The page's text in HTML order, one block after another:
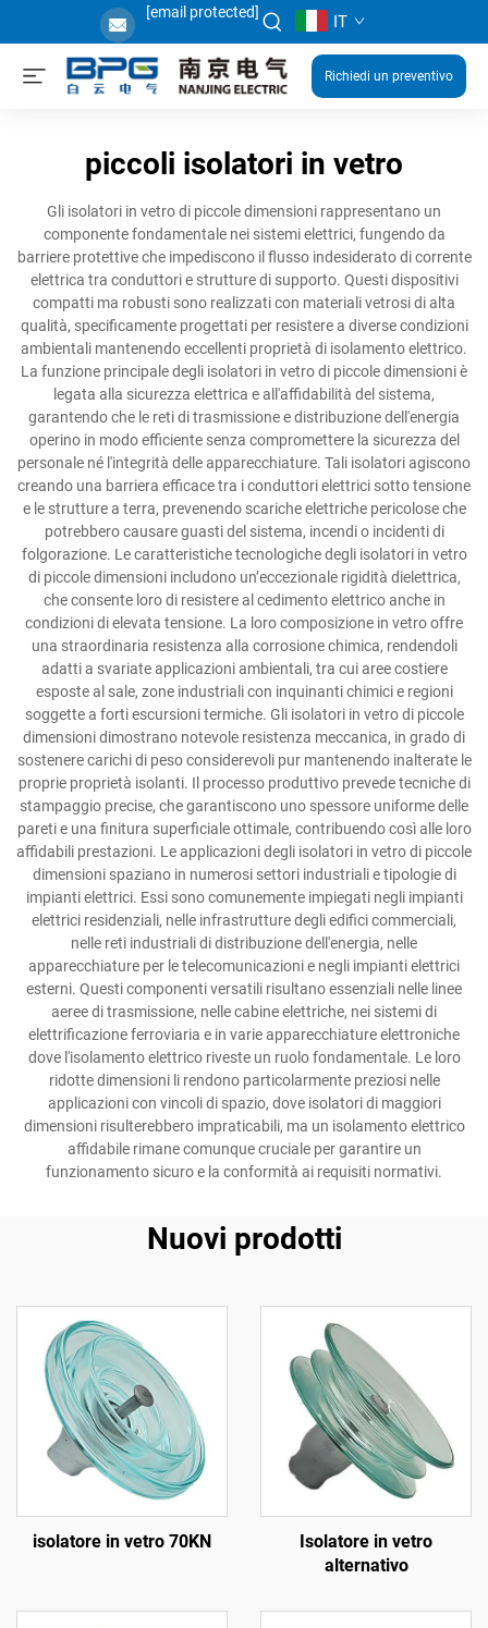
[email protected] IT
Richiedi un preventivo
piccoli isolatori in vetro
Gli isolatori in vetro di piccole dimensioni rappresentano un
componente fondamentale nei sistemi elettrici, fungendo da
barriere protettive che impediscono il flusso indesiderato di corrente
elettrica tra conduttori e strutture di supporto. Questi dispositivi
compatti ma robusti sono realizzati con materiali vetrosi di alta
qualità, specificamente progettati per resistere a diverse condizioni
ambientali mantenendo eccellenti proprietà di isolamento elettrico.
La funzione principale degli isolatori in vetro di piccole dimensioni è
legata alla sicurezza elettrica e all'affidabilità del sistema,
garantendo che le reti di trasmissione e distribuzione dell'energia
operino in modo efficiente senza compromettere la sicurezza del
personale né l'integrità delle apparecchiature. Tali isolatori agiscono
creando una barriera efficace tra i conduttori elettrici sotto tensione
e le strutture a terra, prevenendo scariche elettriche pericolose che
potrebbero causare guasti del sistema, incendi o incidenti di
folgorazione. Le caratteristiche tecnologiche degli isolatori in vetro
di piccole dimensioni includono un’eccezionale rigidità dielettrica,
che consente loro di resistere al cedimento elettrico anche in
condizioni di elevata tensione. La loro composizione in vetro offre
una straordinaria resistenza alla corrosione chimica, rendendoli
adatti a svariate applicazioni ambientali, tra cui aree costiere
esposte al sale, zone industriali con inquinanti chimici e regioni
soggette a forti escursioni termiche. Gli isolatori in vetro di piccole
dimensioni dimostrano notevole resistenza meccanica, in grado di
sostenere carichi di peso considerevoli pur mantenendo inalterate le
proprie proprietà isolanti. Il processo produttivo prevede tecniche di
stampaggio precise, che garantiscono uno spessore uniforme delle
pareti e una finitura superficiale ottimale, contribuendo così alle loro
affidabili prestazioni. Le applicazioni degli isolatori in vetro di piccole
dimensioni spaziano in numerosi settori industriali e tipologie di
impianti elettrici. Essi sono comunemente impiegati negli impianti
elettrici residenziali, nelle infrastrutture degli edifici commerciali,
nelle reti industriali di distribuzione dell'energia, nelle
apparecchiature per le telecomunicazioni e negli impianti elettrici
esterni. Questi componenti versatili risultano essenziali nelle linee
aeree di trasmissione, nelle cabine elettriche, nei sistemi di
elettrificazione ferroviaria e in varie apparecchiature elettroniche
dove l'isolamento elettrico riveste un ruolo fondamentale. Le loro
ridotte dimensioni li rendono particolarmente preziosi nelle
applicazioni con vincoli di spazio, dove isolatori di maggiori
dimensioni risulterebbero impraticabili, ma un isolamento elettrico
affidabile rimane comunque cruciale per garantire un
funzionamento sicuro e la conformità ai requisiti normativi.
Nuovi prodotti
isolatore in vetro 70KN
Isolatore in vetro
alternativo